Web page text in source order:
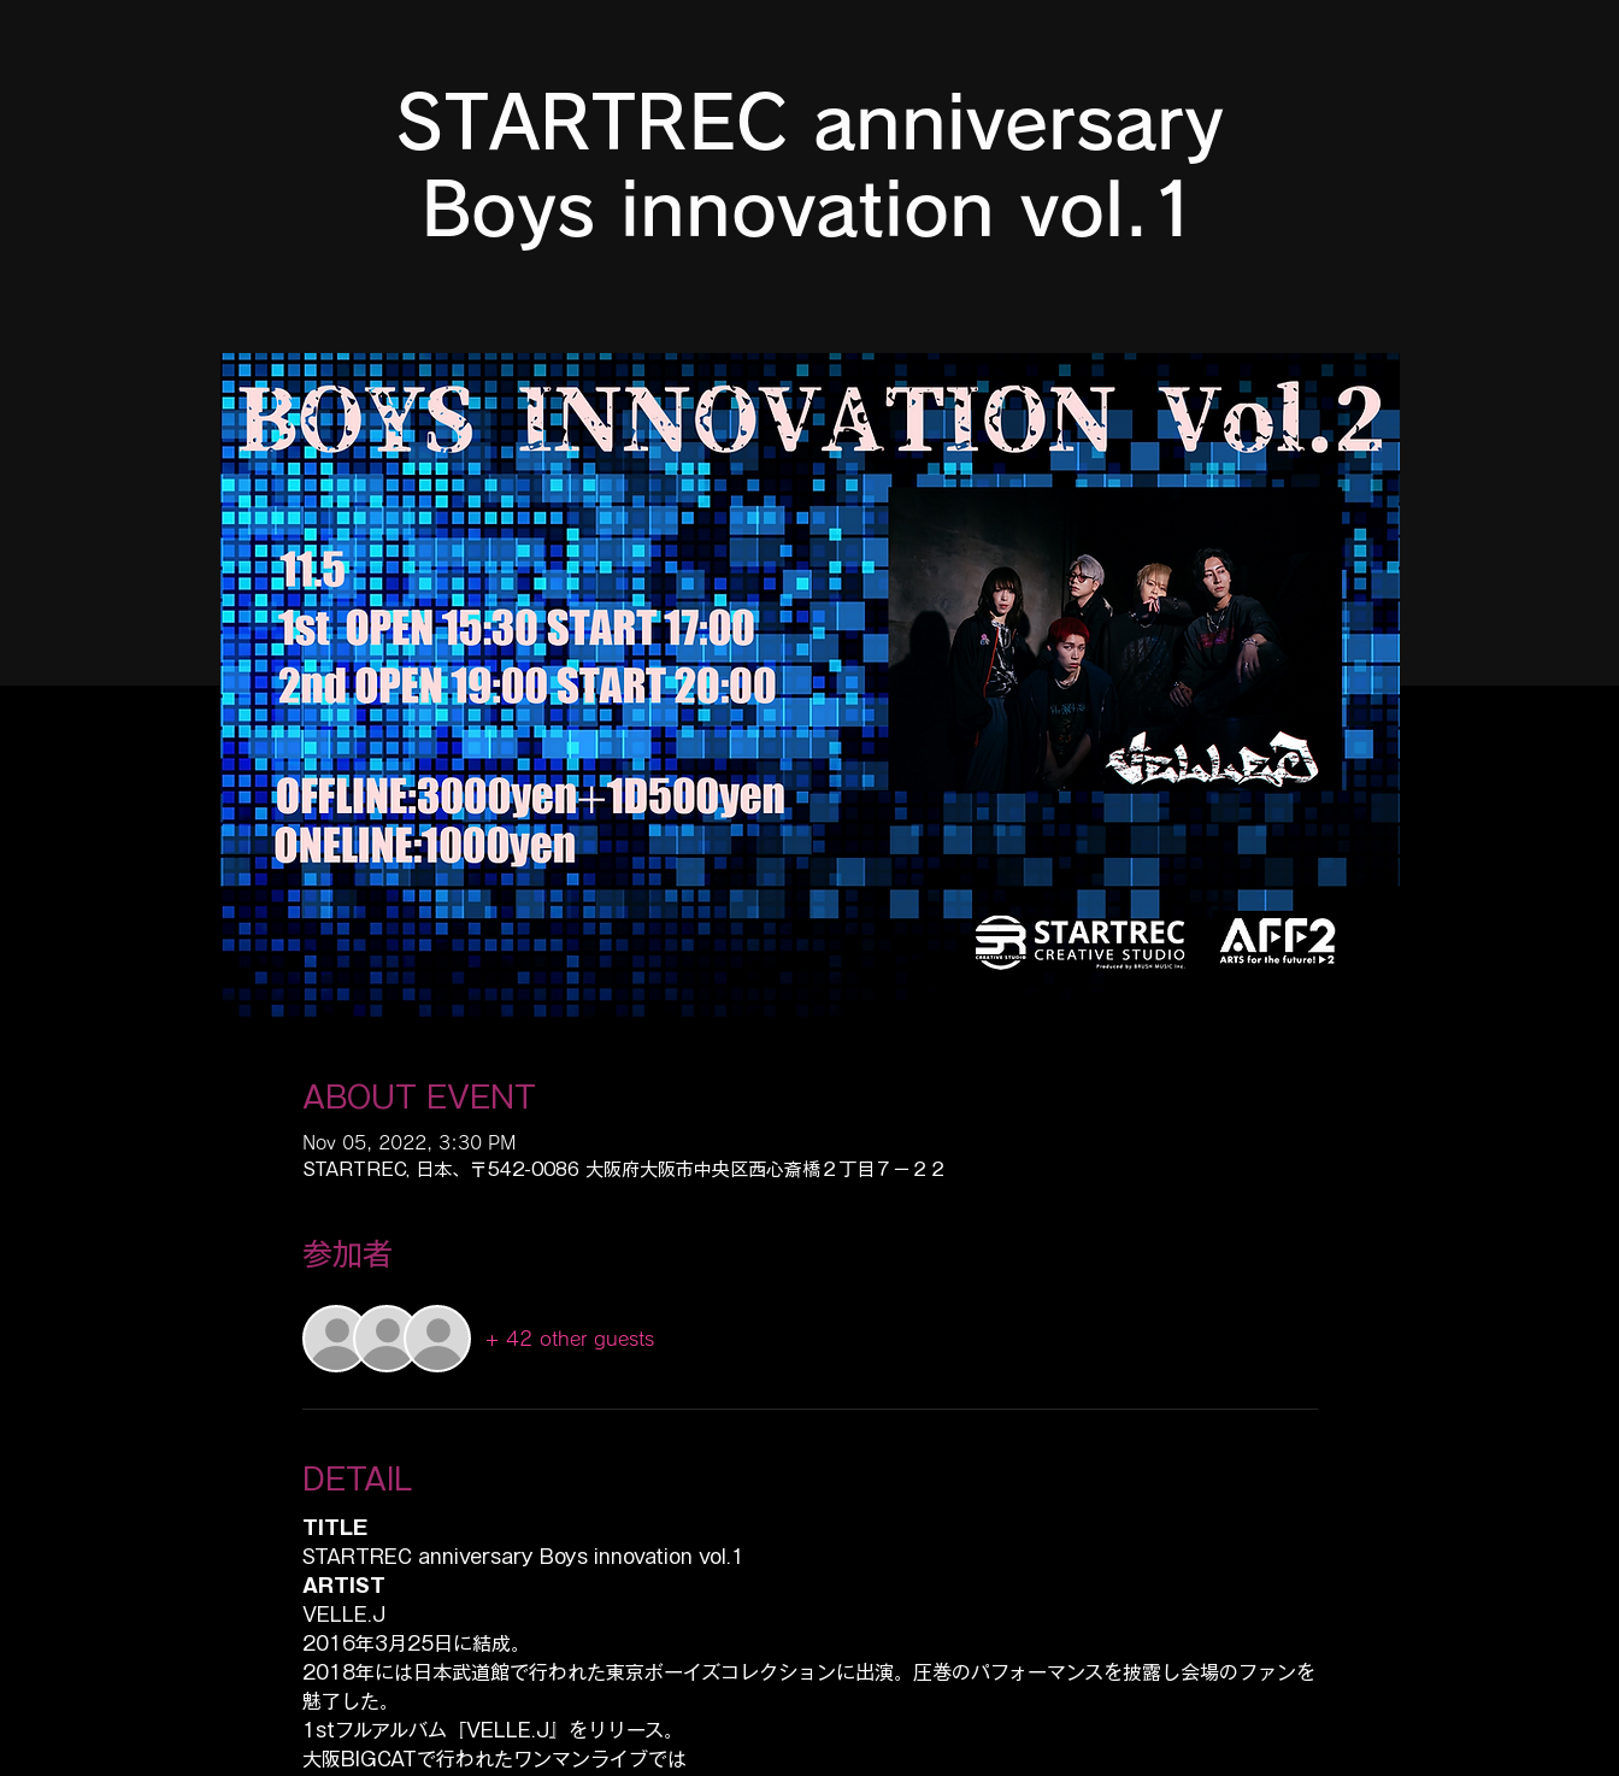
STARTREC anniversary
Boys innovation vol.1
ABOUT EVENT
Nov 05, 2022, 3:30 PM
STARTREC, 日本、〒542-0086 大阪府大阪市中央区西心斎橋２丁目７−２２
参加者
+ 42 other guests
DETAIL
TITLE
STARTREC anniversary Boys innovation vol.1
ARTIST
VELLE.J
2016年3月25日に結成。
2018年には日本武道館で行われた東京ボーイズコレクションに出演。圧巻のパフォーマンスを披露し会場のファンを
魅了した。
1stフルアルバム『VELLE.J』をリリース。
大阪BIGCATで行われたワンマンライブでは